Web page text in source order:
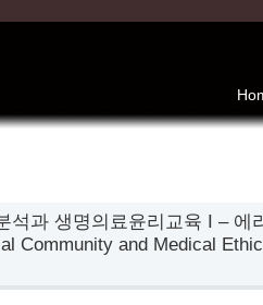
과 생명의료윤리교육 I –
Community and Medical